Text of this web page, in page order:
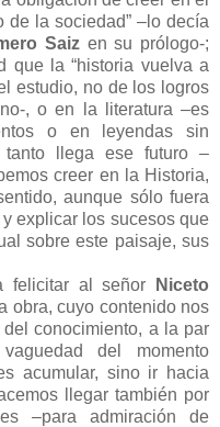
de la sociedad” –lo decía
Saiz en su prólogo-;
que la “historia vuelva a
estudio, no de los logros
, o en la literatura –es
o en leyendas sin
tanto llega ese futuro –
creer en la Historia,
aunque sólo fuera
explicar los sucesos que
sobre este paisaje, sus
felicitar al señor
Niceto
obra, cuyo contenido nos
conocimiento, a la par
del momento
acumular, sino ir hacia
llegartambién por
–para admiración de